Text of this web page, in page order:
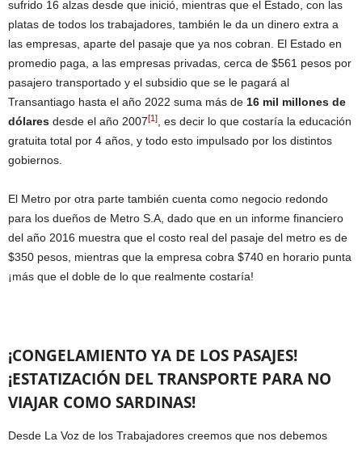
sufrido 16 alzas desde que inició, mientras que el Estado, con las
platas de todos los trabajadores, también le da un dinero extra a
las empresas, aparte del pasaje que ya nos cobran. El Estado en
promedio paga, a las empresas privadas, cerca de $561 pesos por
pasajero transportado y el subsidio que se le pagará al
Transantiago hasta el año 2022 suma más de 16 mil millones de
dólares desde el año 2007[1], es decir lo que costaría la educación
gratuita total por 4 años, y todo esto impulsado por los distintos
gobiernos.
El Metro por otra parte también cuenta como negocio redondo
para los dueños de Metro S.A, dado que en un informe financiero
del año 2016 muestra que el costo real del pasaje del metro es de
$350 pesos, mientras que la empresa cobra $740 en horario punta
¡más que el doble de lo que realmente costaría!
¡CONGELAMIENTO YA DE LOS PASAJES!
¡ESTATIZACIÓN DEL TRANSPORTE PARA NO
VIAJAR COMO SARDINAS!
Desde La Voz de los Trabajadores creemos que nos debemos